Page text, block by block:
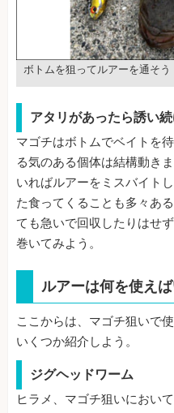
ボトムを狙ってルアーを通そう
アタリがあったら誘い
マゴチはボトムでベイトを
る気のある個体は結構動き
いればルアーをミスバイト
た食ってくることも多々あ
ても急いで回収したりはせ
巻いてみよう。
ルアーは何を使えば
ここからは、マゴチ狙いで
いくつか紹介しよう。
ジグヘッドワーム
ヒラメ、マゴチ狙いにおい